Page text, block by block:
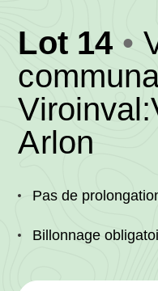
Lot 14
-
Arlon
Pas de
Billonnage